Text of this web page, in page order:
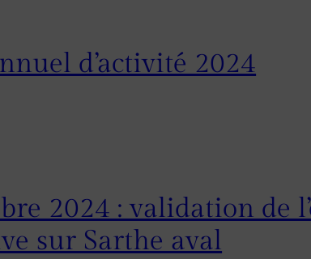
d’activité 2024
2024 : validation de
sur Sarthe aval